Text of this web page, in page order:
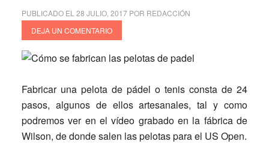
a
las
de
PUBLICADO EL 28 JULIO, 2017POR REDACCIÓN
DEJA UN COMENTARIO
Fabricar una pelota de pádel o tenis consta de 24
pasos, algunos de ellos artesanales, tal y como
podremos ver en el vídeo grabado en la fábrica de
Wilson, de donde salen las pelotas para el US Open.